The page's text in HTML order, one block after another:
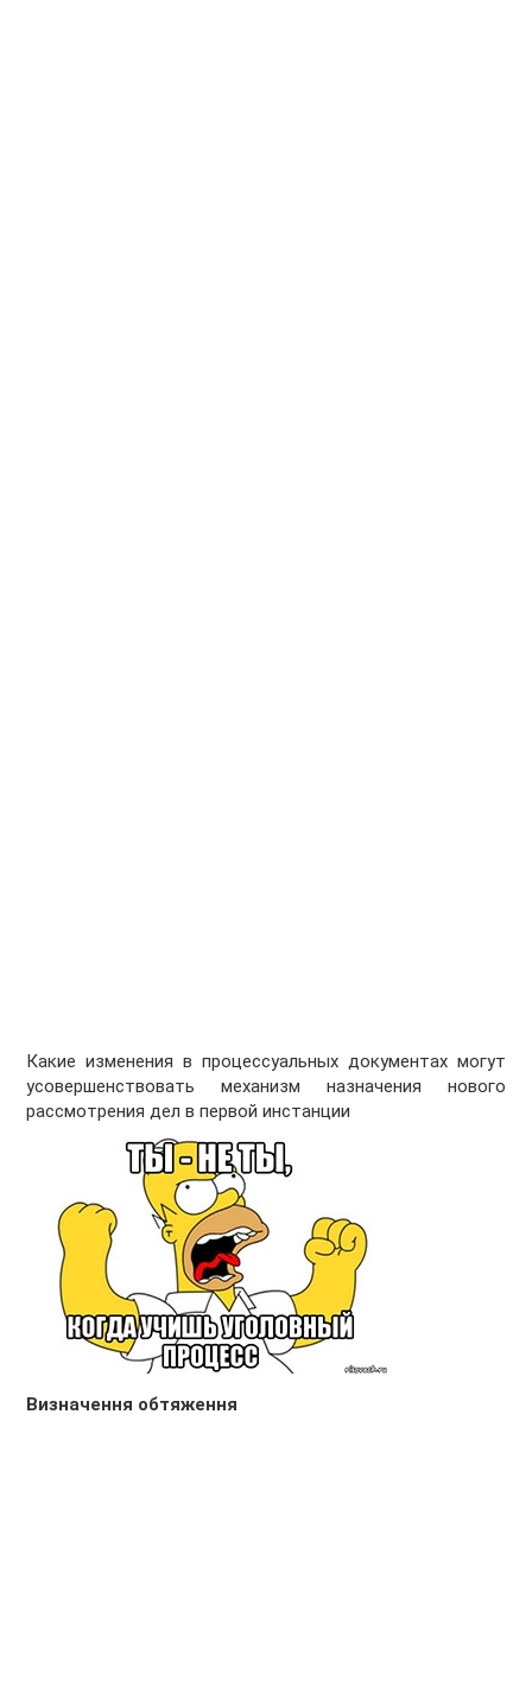
Какие изменения в процессуальных документах могут
усовершенствовать механизм назначения нового
рассмотрения дел в первой инстанции
Визначення обтяження